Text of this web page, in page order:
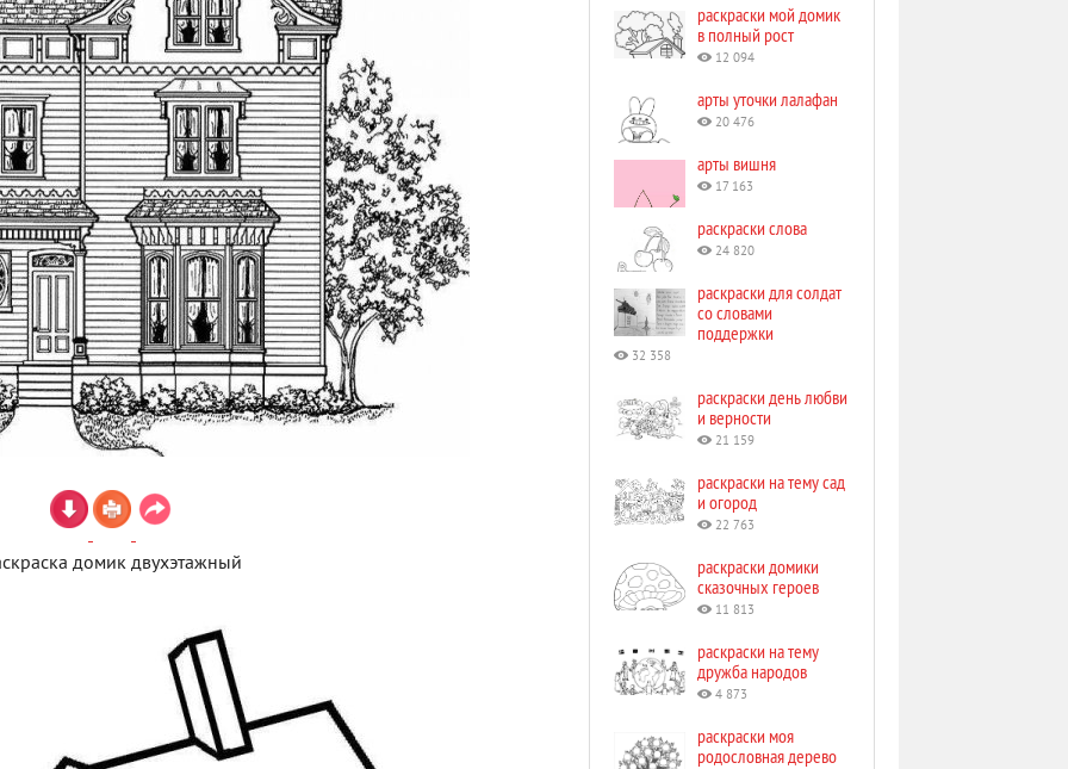
домик двухэтажный
раскраски мой домик
в полный рост
12 094
арты уточки лалафан
20 476
арты вишня
17 163
раскраски слова
24 820
раскраски для солдат
со словами
поддержки
32 358
раскраски день любви
и верности
21 159
раскраски на тему сад
и огород
22 763
раскраски домики
сказочных героев
11 813
раскраски на тему
дружба народов
4 873
раскраски моя
родословная дерево